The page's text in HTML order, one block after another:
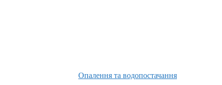
Опалення та водопостачання